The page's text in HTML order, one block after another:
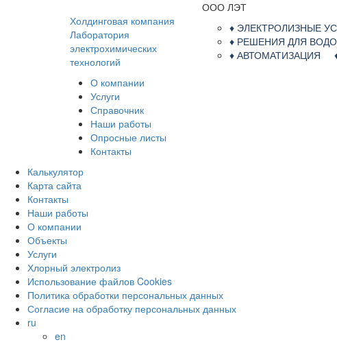
Холдинговая компания
Лаборатория
электрохимических
технологий
ООО ЛЭТ
♦ ЭЛЕКТРОЛИЗНЫЕ
♦ РЕШЕНИЯ ДЛЯ
♦ АВТОМАТИЗАЦИЯ
О компании
Услуги
Справочник
Наши работы
Опросные листы
Контакты
Калькулятор
Карта сайта
Контакты
Наши работы
О компании
Объекты
Услуги
Хлорный электролиз
Использование файлов Cookies
Политика обработки персональных данных
Согласие на обработку персональных данных
ru
en